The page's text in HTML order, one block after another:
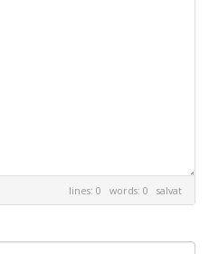
lines: 0 words: 0 salvat